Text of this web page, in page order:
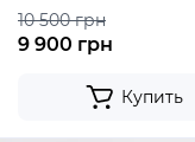
10 500 грн
9 900 грн
Купить